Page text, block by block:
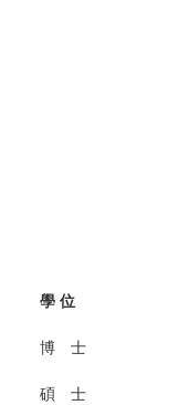
學 位
博 士
碩 士